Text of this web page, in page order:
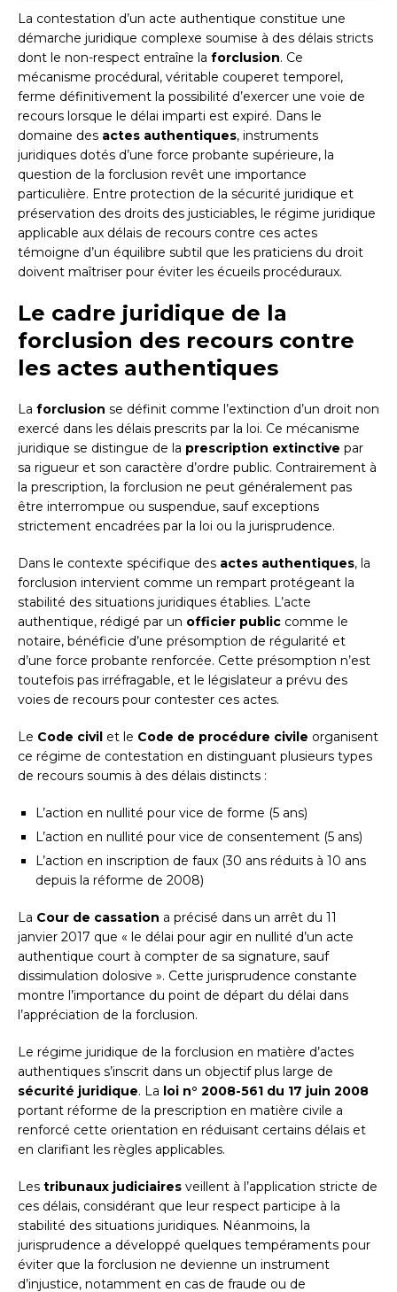
La contestation d’un acte authentique constitue une
démarche juridique complexe soumise à des délais stricts
dont le non-respect entraîne la forclusion. Ce
mécanisme procédural, véritable couperet temporel,
ferme définitivement la possibilité d’exercer une voie de
recours lorsque le délai imparti est expiré. Dans le
domaine des actes authentiques, instruments
juridiques dotés d’une force probante supérieure, la
question de la forclusion revêt une importance
particulière. Entre protection de la sécurité juridique et
préservation des droits des justiciables, le régime juridique
applicable aux délais de recours contre ces actes
témoigne d’un équilibre subtil que les praticiens du droit
doivent maîtriser pour éviter les écueils procéduraux.
Le cadre juridique de la
forclusion des recours contre
les actes authentiques
La forclusion se définit comme l’extinction d’un droit non
exercé dans les délais prescrits par la loi. Ce mécanisme
juridique se distingue de la prescription extinctive par
sa rigueur et son caractère d’ordre public. Contrairement à
la prescription, la forclusion ne peut généralement pas
être interrompue ou suspendue, sauf exceptions
strictement encadrées par la loi ou la jurisprudence.
Dans le contexte spécifique des actes authentiques, la
forclusion intervient comme un rempart protégeant la
stabilité des situations juridiques établies. L’acte
authentique, rédigé par un officier public comme le
notaire, bénéficie d’une présomption de régularité et
d’une force probante renforcée. Cette présomption n’est
toutefois pas irréfragable, et le législateur a prévu des
voies de recours pour contester ces actes.
Le Code civil et le Code de procédure civile organisent
ce régime de contestation en distinguant plusieurs types
de recours soumis à des délais distincts :
L’action en nullité pour vice de forme (5 ans)
L’action en nullité pour vice de consentement (5 ans)
L’action en inscription de faux (30 ans réduits à 10 ans
depuis la réforme de 2008)
La Cour de cassation a précisé dans un arrêt du 11
janvier 2017 que « le délai pour agir en nullité d’un acte
authentique court à compter de sa signature, sauf
dissimulation dolosive ». Cette jurisprudence constante
montre l’importance du point de départ du délai dans
l’appréciation de la forclusion.
Le régime juridique de la forclusion en matière d’actes
authentiques s’inscrit dans un objectif plus large de
sécurité juridique. La loi n° 2008-561 du 17 juin 2008
portant réforme de la prescription en matière civile a
renforcé cette orientation en réduisant certains délais et
en clarifiant les règles applicables.
Les tribunaux judiciaires veillent à l’application stricte de
ces délais, considérant que leur respect participe à la
stabilité des situations juridiques. Néanmoins, la
jurisprudence a développé quelques tempéraments pour
éviter que la forclusion ne devienne un instrument
d’injustice, notamment en cas de fraude ou de